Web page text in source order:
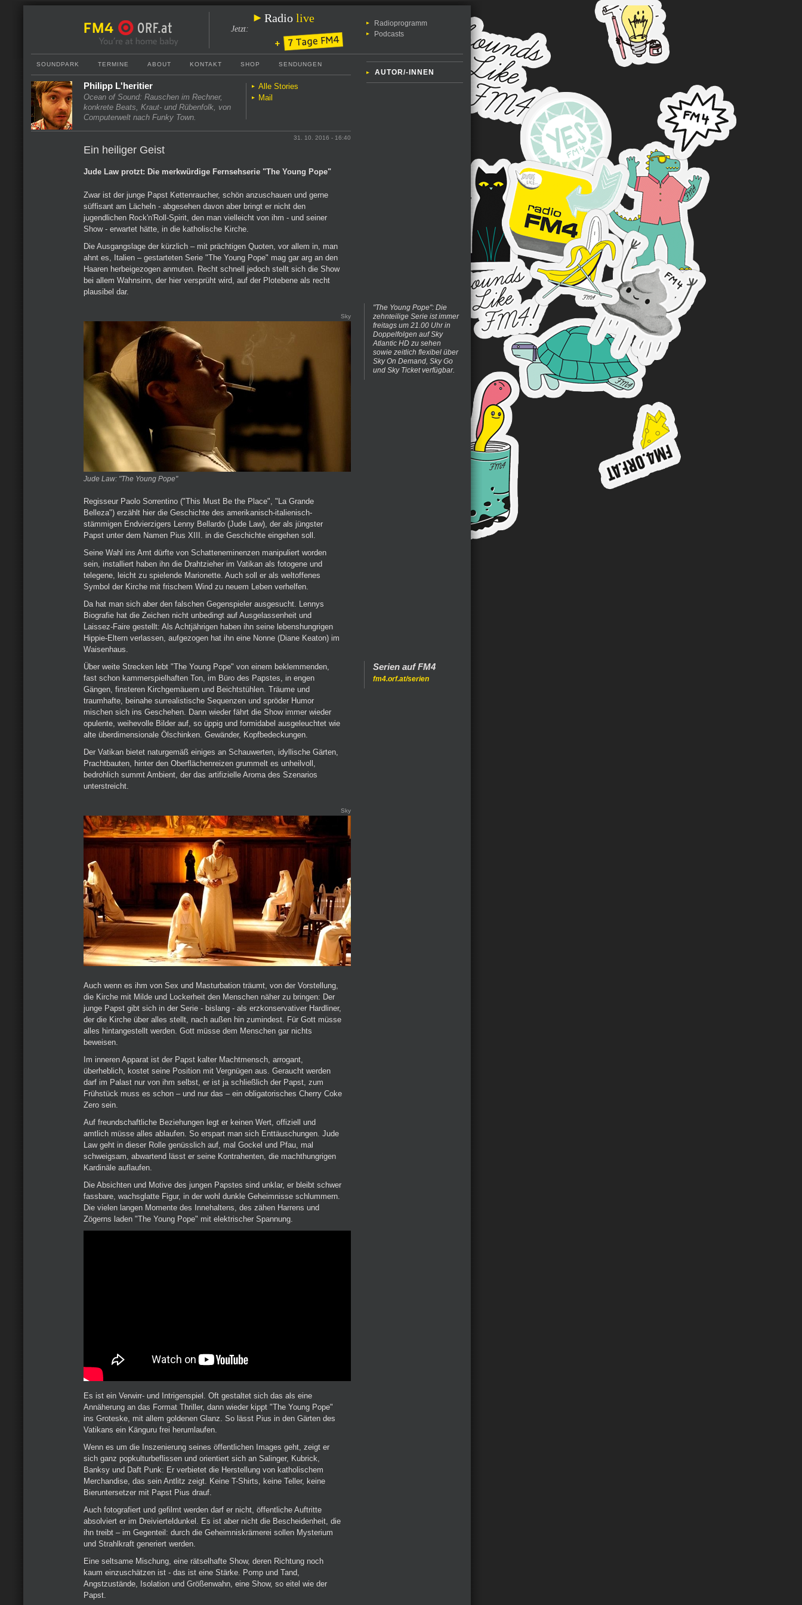
Radio live
Jetzt:
Radioprogramm
Podcasts
AUTOR/-INNEN
SOUNDPARK TERMINE ABOUT KONTAKT SHOP SENDUNGEN
Philipp L'heritier
Ocean of Sound: Rauschen im Rechner,
konkrete Beats, Kraut- und Rübenfolk, von
Computerwelt nach Funky Town.
Alle Stories
Mail
31. 10. 2016 - 16:40
Ein heiliger Geist
Jude Law protzt: Die merkwürdige Fernsehserie "The Young Pope"
Zwar ist der junge Papst Kettenraucher, schön anzuschauen und gerne
süffisant am Lächeln - abgesehen davon aber bringt er nicht den
jugendlichen Rock'n'Roll-Spirit, den man vielleicht von ihm - und seiner
Show - erwartet hätte, in die katholische Kirche.
Die Ausgangslage der kürzlich – mit prächtigen Quoten, vor allem in, man
ahnt es, Italien – gestarteten Serie "The Young Pope" mag gar arg an den
Haaren herbeigezogen anmuten. Recht schnell jedoch stellt sich die Show
bei allem Wahnsinn, der hier versprüht wird, auf der Plotebene als recht
plausibel dar.
"The Young Pope": Die
zehnteilige Serie ist immer
freitags um 21.00 Uhr in
Doppelfolgen auf Sky
Atlantic HD zu sehen
sowie zeitlich flexibel über
Sky On Demand, Sky Go
und Sky Ticket verfügbar.
Sky
Jude Law: "The Young Pope"
Regisseur Paolo Sorrentino ("This Must Be the Place", "La Grande
Belleza") erzählt hier die Geschichte des amerikanisch-italienisch-
stämmigen Endvierzigers Lenny Bellardo (Jude Law), der als jüngster
Papst unter dem Namen Pius XIII. in die Geschichte eingehen soll.
Seine Wahl ins Amt dürfte von Schatteneminenzen manipuliert worden
sein, installiert haben ihn die Drahtzieher im Vatikan als fotogene und
telegene, leicht zu spielende Marionette. Auch soll er als weltoffenes
Symbol der Kirche mit frischem Wind zu neuem Leben verhelfen.
Da hat man sich aber den falschen Gegenspieler ausgesucht. Lennys
Biografie hat die Zeichen nicht unbedingt auf Ausgelassenheit und
Laissez-Faire gestellt: Als Achtjährigen haben ihn seine lebenshungrigen
Hippie-Eltern verlassen, aufgezogen hat ihn eine Nonne (Diane Keaton) im
Waisenhaus.
Serien auf FM4
fm4.orf.at/serien
Über weite Strecken lebt "The Young Pope" von einem beklemmenden,
fast schon kammerspielhaften Ton, im Büro des Papstes, in engen
Gängen, finsteren Kirchgemäuern und Beichtstühlen. Träume und
traumhafte, beinahe surrealistische Sequenzen und spröder Humor
mischen sich ins Geschehen. Dann wieder fährt die Show immer wieder
opulente, weihevolle Bilder auf, so üppig und formidabel ausgeleuchtet wie
alte überdimensionale Ölschinken. Gewänder, Kopfbedeckungen.
Der Vatikan bietet naturgemäß einiges an Schauwerten, idyllische Gärten,
Prachtbauten, hinter den Oberflächenreizen grummelt es unheilvoll,
bedrohlich summt Ambient, der das artifizielle Aroma des Szenarios
unterstreicht.
Sky
Auch wenn es ihm von Sex und Masturbation träumt, von der Vorstellung,
die Kirche mit Milde und Lockerheit den Menschen näher zu bringen: Der
junge Papst gibt sich in der Serie - bislang - als erzkonservativer Hardliner,
der die Kirche über alles stellt, nach außen hin zumindest. Für Gott müsse
alles hintangestellt werden. Gott müsse dem Menschen gar nichts
beweisen.
Im inneren Apparat ist der Papst kalter Machtmensch, arrogant,
überheblich, kostet seine Position mit Vergnügen aus. Geraucht werden
darf im Palast nur von ihm selbst, er ist ja schließlich der Papst, zum
Frühstück muss es schon – und nur das – ein obligatorisches Cherry Coke
Zero sein.
Auf freundschaftliche Beziehungen legt er keinen Wert, offiziell und
amtlich müsse alles ablaufen. So erspart man sich Enttäuschungen. Jude
Law geht in dieser Rolle genüsslich auf, mal Gockel und Pfau, mal
schweigsam, abwartend lässt er seine Kontrahenten, die machthungrigen
Kardinäle auflaufen.
Die Absichten und Motive des jungen Papstes sind unklar, er bleibt schwer
fassbare, wachsglatte Figur, in der wohl dunkle Geheimnisse schlummern.
Die vielen langen Momente des Innehaltens, des zähen Harrens und
Zögerns laden "The Young Pope" mit elektrischer Spannung.
Es ist ein Verwirr- und Intrigenspiel. Oft gestaltet sich das als eine
Annäherung an das Format Thriller, dann wieder kippt "The Young Pope"
ins Groteske, mit allem goldenen Glanz. So lässt Pius in den Gärten des
Vatikans ein Känguru frei herumlaufen.
Wenn es um die Inszenierung seines öffentlichen Images geht, zeigt er
sich ganz popkulturbeflissen und orientiert sich an Salinger, Kubrick,
Banksy und Daft Punk: Er verbietet die Herstellung von katholischem
Merchandise, das sein Antlitz zeigt. Keine T-Shirts, keine Teller, keine
Bieruntersetzer mit Papst Pius drauf.
Auch fotografiert und gefilmt werden darf er nicht, öffentliche Auftritte
absolviert er im Dreivierteldunkel. Es ist aber nicht die Bescheidenheit, die
ihn treibt – im Gegenteil: durch die Geheimniskrämerei sollen Mysterium
und Strahlkraft generiert werden.
Eine seltsame Mischung, eine rätselhafte Show, deren Richtung noch
kaum einzuschätzen ist - das ist eine Stärke. Pomp und Tand,
Angstzustände, Isolation und Größenwahn, eine Show, so eitel wie der
Papst.